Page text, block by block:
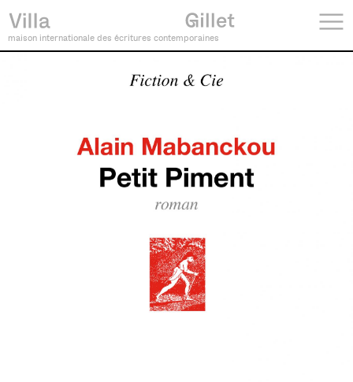
maison internationale des écritures contemporaines